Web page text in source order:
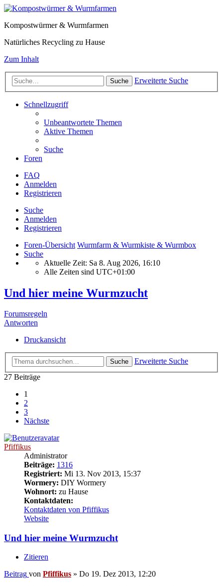
Kompostwürmer & Wurmfarmen
Natürliches Recycling zu Hause
Zum Inhalt
Suche Erweiterte Suche
Schnellzugriff
Unbeantwortete Themen
Aktive Themen
Suche
Foren
FAQ
Anmelden
Registrieren
Suche
Anmelden
Registrieren
Foren-Übersicht Wurmfarm & Wurmkiste & Wurmbox
Suche
Aktuelle Zeit: Sa 8. Aug 2026, 16:10
Alle Zeiten sind UTC+01:00
Und hier meine Wurmzucht
Forumsregeln
Antworten
Druckansicht
Suche
Erweiterte Suche
27 Beiträge
1
2
3
Nächste
Pfiffikus
Administrator
Beiträge: 1316
Registriert: Mi 13. Nov 2013, 15:37
Wormery: DIY Wormery
Wohnort: zu Hause
Kontaktdaten:
Kontaktdaten von Pfiffikus
Website
Und hier meine Wurmzucht
Zitieren
Beitrag von Pfiffikus » Do 19. Dez 2013, 12:20